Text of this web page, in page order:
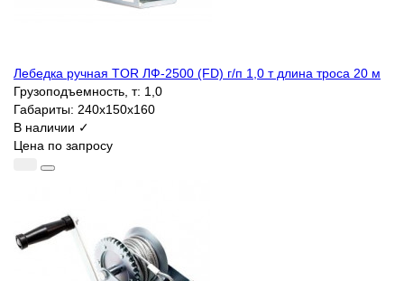
Лебедка ручная TOR ЛФ-2500 (FD) г/п 1,0 т длина троса 20 м
Грузоподъемность, т: 1,0
Габариты: 240х150х160
В наличии ✓
Цена по запросу